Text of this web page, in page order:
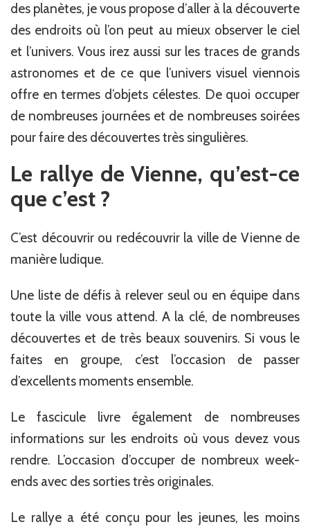
des planètes, je vous propose d’aller à la découverte
des endroits où l’on peut au mieux observer le ciel
et l’univers. Vous irez aussi sur les traces de grands
astronomes et de ce que l’univers visuel viennois
offre en termes d’objets célestes. De quoi occuper
de nombreuses journées et de nombreuses soirées
pour faire des découvertes très singulières.
Le rallye de Vienne, qu’est-ce
que c’est ?
C’est découvrir ou redécouvrir la ville de Vienne de
manière ludique.
Une liste de défis à relever seul ou en équipe dans
toute la ville vous attend. A la clé, de nombreuses
découvertes et de très beaux souvenirs. Si vous le
faites en groupe, c’est l’occasion de passer
d’excellents moments ensemble.
Le fascicule livre également de nombreuses
informations sur les endroits où vous devez vous
rendre. L’occasion d’occuper de nombreux week-
ends avec des sorties très originales.
Le rallye a été conçu pour les jeunes, les moins